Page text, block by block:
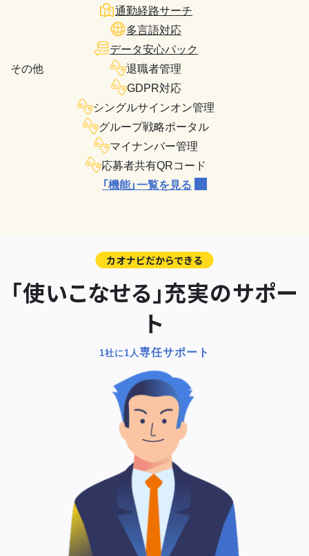
その他
通勤経路サーチ
多言語対応
データ安心パック
退職者管理
GDPR対応
シングルサインオン管理
グループ戦略ポータル
マイナンバー管理
応募者共有QRコード
「機能」一覧を見る
カオナビだからできる
「使いこなせる」充実のサポー
ト
1社に1人専任サポート